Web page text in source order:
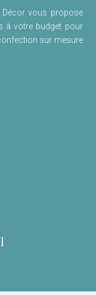
Décor vous propose
à votre budget pour
sur mesure